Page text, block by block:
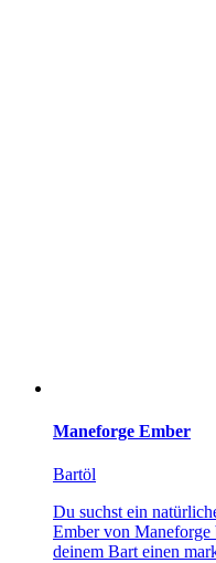
Maneforge Ember
Bartöl
Du suchst ein
Ember von
deinem Bart einen